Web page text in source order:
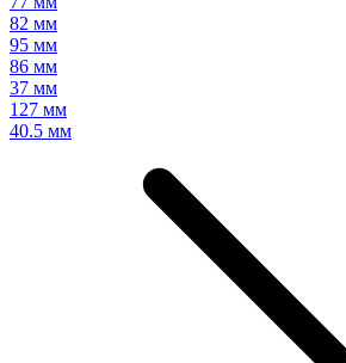
82 мм
95 мм
86 мм
37 мм
127 мм
40.5 мм